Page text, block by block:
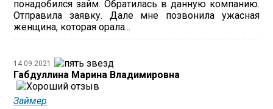
понадобился займ. Обратилась в данную компанию.
Отправила заявку. Дале мне позвонила ужасная
женщина, которая орала...
14.09.2021
Габдуллина Марина Владимировна
Займер